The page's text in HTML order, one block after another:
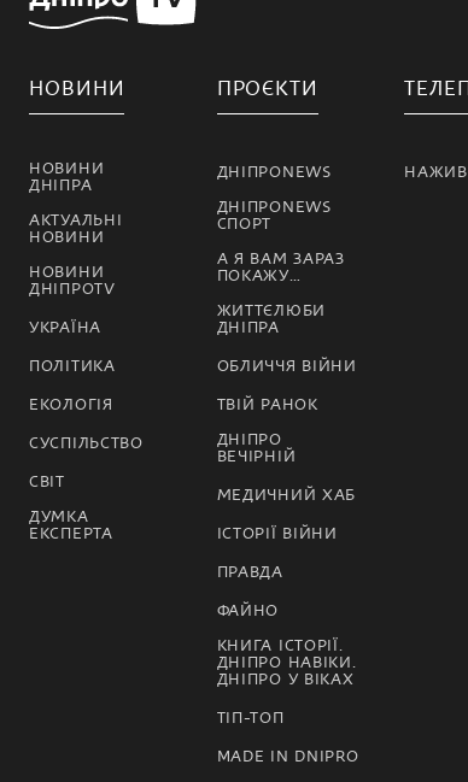
НОВИНИ
НОВИНИ
ДНІПРА
АКТУАЛЬНІ
НОВИНИ
НОВИНИ
ДНІПРОTV
УКРАЇНА
ПОЛІТИКА
ЕКОЛОГІЯ
СУСПІЛЬСТВО
СВІТ
ДУМКА
ЕКСПЕРТА
ПРОЄКТИ
ДНІПРОNEWS
ДНІПРОNEWS
СПОРТ
А Я ВАМ ЗАРАЗ
ПОКАЖУ…
ЖИТТЄЛЮБИ
ДНІПРА
ОБЛИЧЧЯ ВІЙНИ
ТВІЙ РАНОК
ДНІПРО
ВЕЧІРНІЙ
МЕДИЧНИЙ ХАБ
ІСТОРІЇ ВІЙНИ
ПРАВДА
ФАЙНО
КНИГА ІСТОРІЇ.
ДНІПРО НАВІКИ.
ДНІПРО У ВІКАХ
ТІП-ТОП
MADE IN DNIPRO